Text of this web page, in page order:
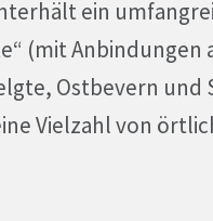
ein
(mit Anbindungen
Ostbevern und
Vielzahl von